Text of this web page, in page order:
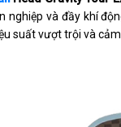
nghiệp và đầy khí
suất vượt trội và